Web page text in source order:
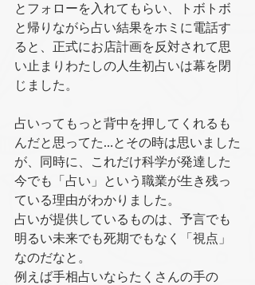
とフォローを入れてもらい、トボトボ
と帰りながら占い結果をホミに電話す
ると、正式にお店計画を反対されて思
い止まりわたしの人生初占いは幕を閉
じました。
占いってもっと背中を押してくれるも
んだと思ってた…とその時は思いました
が、同時に、これだけ科学が発達した
今でも「占い」という職業が生き残っ
ている理由がわかりました。
占いが提供しているものは、予言でも
明るい未来でも死期でもなく「視点」
なのだなと。
例えば手相占いならたくさんの手の